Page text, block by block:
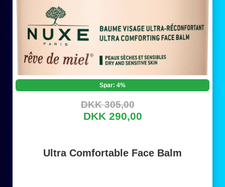
Spar: 4%
DKK 305,00
DKK 290,00
Ultra Comfortable Face Balm